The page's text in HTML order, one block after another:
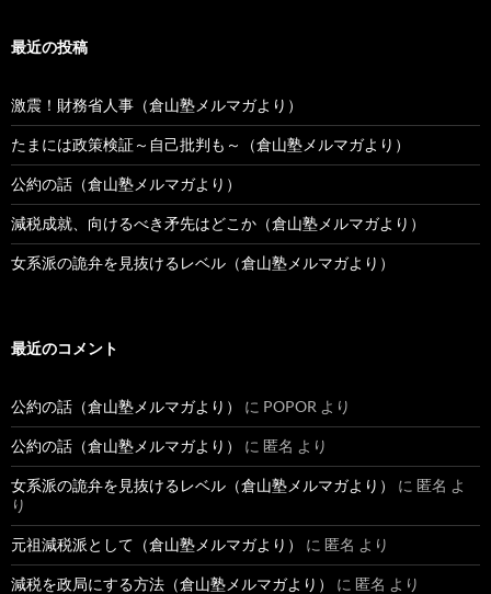
最近の投稿
激震！財務省人事（倉山塾メルマガより）
たまには政策検証～自己批判も～（倉山塾メルマガより）
公約の話（倉山塾メルマガより）
減税成就、向けるべき矛先はどこか（倉山塾メルマガより）
女系派の詭弁を見抜けるレベル（倉山塾メルマガより）
最近のコメント
公約の話（倉山塾メルマガより） に POPOR より
公約の話（倉山塾メルマガより） に 匿名 より
女系派の詭弁を見抜けるレベル（倉山塾メルマガより） に 匿名 よ
り
元祖減税派として（倉山塾メルマガより） に 匿名 より
減税を政局にする方法（倉山塾メルマガより） に 匿名 より